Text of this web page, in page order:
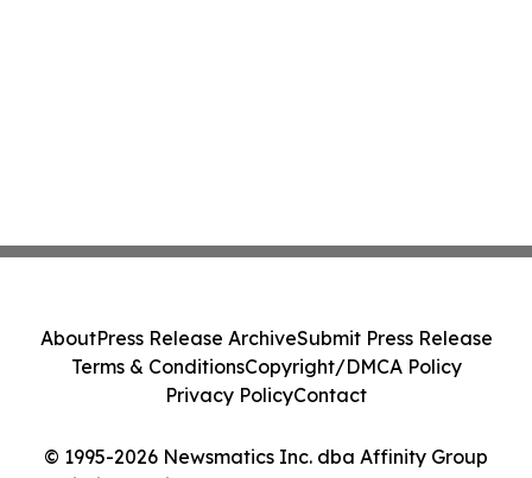
© 1995-2026 Newsmatics Inc. dba Affinity Group
AboutPress Release ArchiveSubmit Press Release
Terms & ConditionsCopyright/DMCA Policy
Privacy PolicyContact